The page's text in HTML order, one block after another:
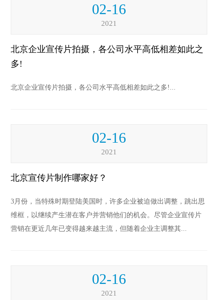
02-16
2021
北京企业宣传片拍摄，各公司水平高低相差如此之
多!
北京企业宣传片拍摄，各公司水平高低相差如此之多!...
02-16
2021
北京宣传片制作哪家好？
3月份，当特殊时期登陆美国时，许多企业被迫做出调整，跳出思
维框，以继续产生潜在客户并营销他们的机会。尽管企业宣传片
营销在更近几年已变得越来越主流，但随着企业主调整其...
02-16
2021